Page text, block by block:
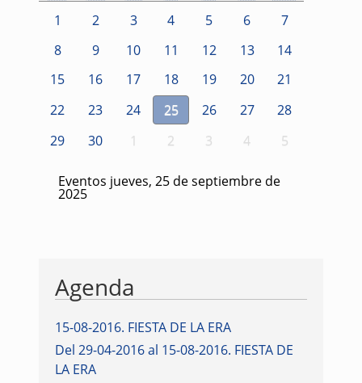
1 2 3 4 5 6
7
8
9 10 11 12 13
14
15
16 17 18 19 20
21
22
23 24 25 26 27
28
29
30 1 2 3 4 5
Eventos jueves, 25 de septiembre de
2025
Agenda
15-08-2016. FIESTA DE LA ERA
Del 29-04-2016 al 15-08-2016. FIESTA DE
LA ERA